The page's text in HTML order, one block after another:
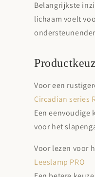
Belangrijkste
lichaam voelt
Voor een
Circadian series
Een eenvoudige
voor het
Voor lezen voor
Leeslamp PRO